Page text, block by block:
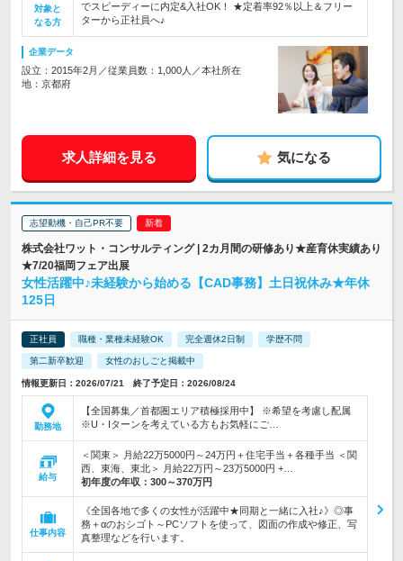
対象と
なる方
でスピーディーに内定&入社OK！ ★定着率92％以上＆フリー
ターから正社員へ♪
企業データ
設立：2015年2月／従業員数：1,000人／本社所在
地：京都府
求人詳細を見る 気になる
志望動機・自己PR不要
株式会社ワット・コンサルティング | 2カ月間の研修あり★産育休実績あり
★7/20福岡フェア出展
女性活躍中♪未経験から始める【CAD事務】土日祝休み★年休
125日
正社員 職種・業種未経験OK 完全週休2日制 学歴不問
第二新卒歓迎 女性のおしごと掲載中
情報更新日：2026/07/21 終了予定日：2026/08/24
勤務地
【全国募集／首都圏エリア積極採用中】 ※希望を考慮し配属
※U・Iターンを考えている方もお気軽にご…
給与
＜関東＞ 月給22万5000円～24万円＋住宅手当＋各種手当 ＜関
西、東海、東北＞ 月給22万円～23万5000円 +…
初年度の年収： 300～370万円
仕事内容
《全国各地で多くの女性が活躍中★同期と一緒に入社♪》◎事
務＋αのおシゴト～PCソフトを使って、図面の作成や修正、写
真整理などを行います。